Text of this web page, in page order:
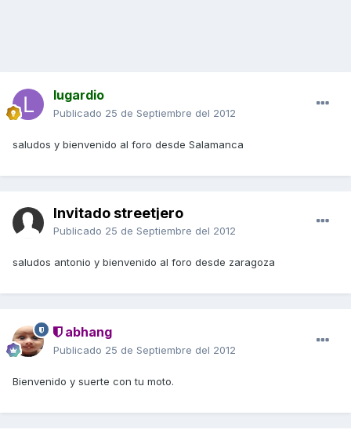
lugardio
Publicado 25 de Septiembre del 2012
saludos y bienvenido al foro desde Salamanca
Invitado streetjero
Publicado 25 de Septiembre del 2012
saludos antonio y bienvenido al foro desde zaragoza
abhang
Publicado 25 de Septiembre del 2012
Bienvenido y suerte con tu moto.